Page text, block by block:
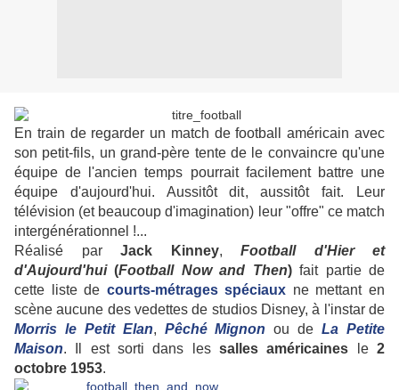
En train de regarder un match de football américain avec
son petit-fils, un grand-père tente de le convaincre qu'une
équipe de l'ancien temps pourrait facilement battre une
équipe d'aujourd'hui. Aussitôt dit, aussitôt fait. Leur
télévision (et beaucoup d'imagination) leur "offre" ce match
intergénérationnel !...
Réalisé par Jack Kinney, Football d'Hier et
d'Aujourd'hui(Football Now and Then)fait partie de
cette liste de courts-métrages spéciaux ne mettant en
scène aucune des vedettes de studios Disney, à l'instar de
Morris le Petit Elan, Pêché Mignon ou deLa Petite
Maison. Il est sorti dans les salles américaines le2
octobre 1953.